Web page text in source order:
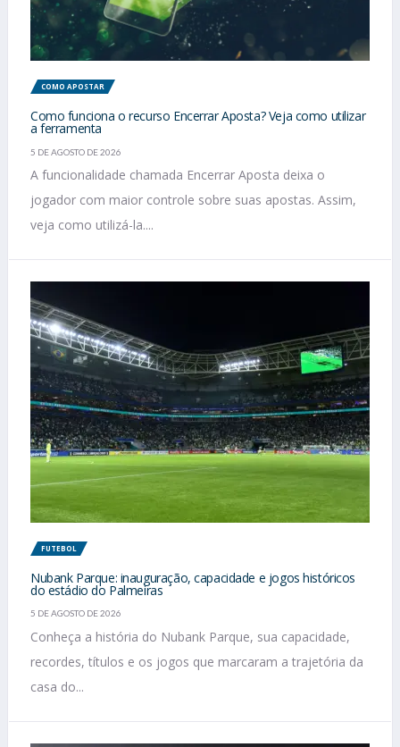
COMO APOSTAR
Como funciona o recurso Encerrar Aposta? Veja como utilizar
a ferramenta
5 DE AGOSTO DE 2026
A funcionalidade chamada Encerrar Aposta deixa o
jogador com maior controle sobre suas apostas. Assim,
veja como utilizá-la....
FUTEBOL
Nubank Parque: inauguração, capacidade e jogos históricos
do estádio do Palmeiras
5 DE AGOSTO DE 2026
Conheça a história do Nubank Parque, sua capacidade,
recordes, títulos e os jogos que marcaram a trajetória da
casa do...